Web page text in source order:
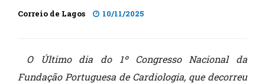
Correio de Lagos 10/11/2025
O Último dia do 1º Congresso Nacional da
Fundação Portuguesa de Cardiologia, que decorreu